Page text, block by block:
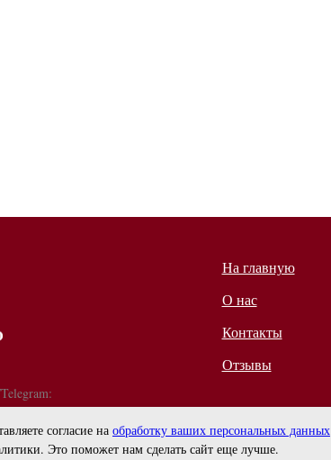
согласие на обработку ваших персональных данных
Это поможет нам сделать сайт еще лучше.
до 18:00
На главную
О нас
Контакты
Отзывы